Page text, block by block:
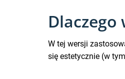
W tej wersji
się estetycznie (w